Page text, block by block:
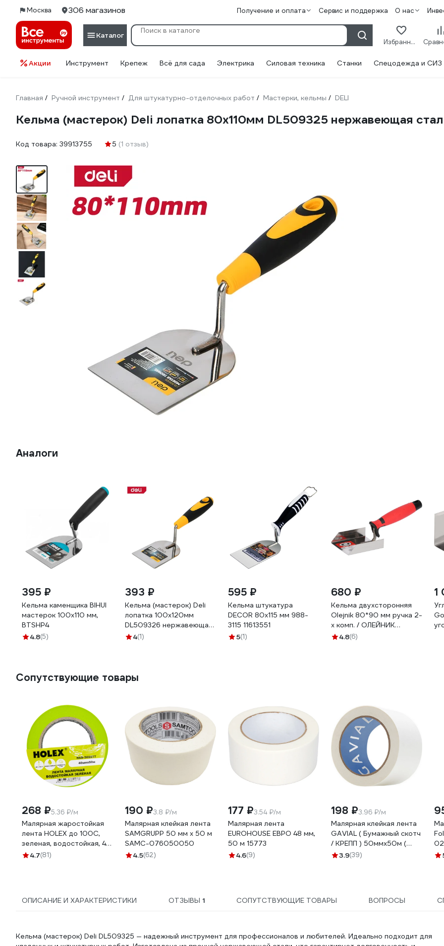
Москва 306 магазинов Получение и оплата Сервис и поддержка О нас
Каталог
Избранное
Акции Инструмент Крепеж Всё для сада Электрика Силовая техника Станки Спецодежда и СИЗ
Главная / Ручной инструмент / Для штукатурно-отделочных работ / Мастерки, кельмы / DELI
Кельма (мастерок) Deli лопатка 80x110мм DL509325 нержавеющая
Код товара: 39913755 5 (1 отзыв)
Аналоги
395 ₽
Кельма каменщика BIHUI
мастерок 100x110 мм,
BTSHP4
4.8(5)
393 ₽
Кельма (мастерок) Deli
лопатка 100x120мм
DL509326 нержавеющая
сталь, прорезиненная
4(1)
595 ₽
Кельма штукатура
DЕCOR 80x115 мм 988-
3115 11613551
5(1)
680 ₽
Кельма двухсторонняя
Olejnik 80*90 мм ручка 2-
х комп. / ОЛЕЙНИК
122508-2K
4.8(6)
1
Сопутствующие товары
268 ₽5.36 ₽/м
Малярная жаростойкая
лента HOLEX до 100С,
зеленая, водостойкая, 48
мм, 50 м HAS-382277
4.7(81)
190 ₽3.8 ₽/м
Малярная клейкая лента
SAMGRUPP 50 мм х 50 м
SAMC-076050050
4.5(62)
177 ₽3.54 ₽/м
Малярная лента
EUROHOUSE ЕВРО 48 мм,
50 м 15773
4.6(9)
198 ₽3.96 ₽/м
Малярная клейкая лента
GAVIAL ( Бумажный скотч
/ КРЕПП ) 50ммх50м (
Краска и защита стен )
3.9(39)
ОПИСАНИЕ И ХАРАКТЕРИСТИКИ ОТЗЫВЫ 1 СОПУТСТВУЮЩИЕ ТОВАРЫ ВОПРОСЫ
Кельма (мастерок) Deli DL509325 — надежный инструмент для профессионалов и любителей. Идеально подходит для